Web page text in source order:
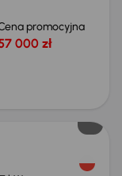
promocyjna
000 zł